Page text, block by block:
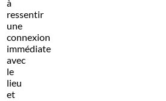
à
ressentir
une
connexion
immédiate
avec
le
lieu
et